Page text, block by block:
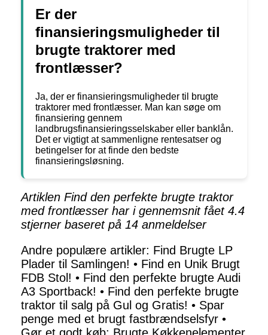
Er der
finansieringsmuligheder til
brugte traktorer med
frontlæsser?
Ja, der er finansieringsmuligheder til brugte
traktorer med frontlæsser. Man kan søge om
finansiering gennem
landbrugsfinansieringsselskaber eller banklån.
Det er vigtigt at sammenligne rentesatser og
betingelser for at finde den bedste
finansieringsløsning.
Artiklen Find den perfekte brugte traktor
med frontlæsser har i gennemsnit fået 4.4
stjerner baseret på 14 anmeldelser
Andre populære artikler: Find Brugte LP
Plader til Samlingen! • Find en Unik Brugt
FDB Stol! • Find den perfekte brugte Audi
A3 Sportback! • Find den perfekte brugte
traktor til salg på Gul og Gratis! • Spar
penge med et brugt fastbrændselsfyr •